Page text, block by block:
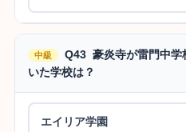
中級
Q43 豪炎寺が雷門中学
いた学校は？
エイリア学園